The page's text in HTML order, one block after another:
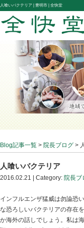
人喰いバクテリア |豊明市 | 全快
Blog記事一覧>院長